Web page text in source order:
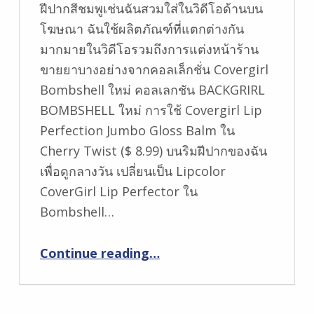
ฝีปากสีชมพูเช่นฉันสวมใส่ในวิดีโอด้านบน
โฆษณา ฉันใช้ผลิตภัณฑ์ที่แตกต่างกัน
มากมายในวิดีโอรวมถึงการแต่งหน้าร้าน
ขายยาบางอย่างจากคอลเล็กชั่น Covergirl
Bombshell ใหม่ คอลเลกชัน BACKGRIRL
BOMBSHELL ใหม่ การใช้ Covergirl Lip
Perfection Jumbo Gloss Balm ใน
Cherry Twist ($ 8.99) บนริมฝีปากของฉัน
เพื่อดูกลางวัน เปลี่ยนเป็น Lipcolor
CoverGirl Lip Perfector ใน
Bombshell…
Continue reading“เวลาสอนแต่งหน้า! ตาสีทองทองแดงกับสีดำแมวซับ”
…